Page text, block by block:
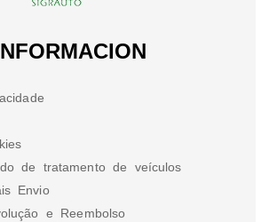
de tratamento de veículos
Envio
e Reembolso